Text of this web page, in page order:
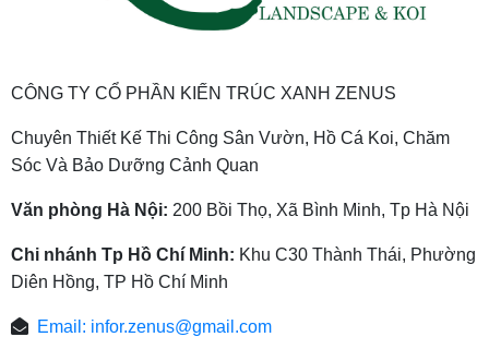
CÔNG TY CỔ PHẦN KIẾN TRÚC XANH ZENUS
Chuyên Thiết Kế Thi Công Sân Vườn, Hồ Cá Koi, Chăm
Sóc Và Bảo Dưỡng Cảnh Quan
Văn phòng Hà Nội: 200 Bồi Thọ, Xã Bình Minh, Tp Hà Nội
Chi nhánh Tp Hồ Chí Minh: Khu C30 Thành Thái, Phường
Diên Hồng, TP Hồ Chí Minh
Email: infor.zenus@gmail.com